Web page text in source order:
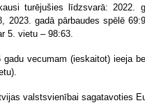
turējušies līdzsvarā: 2022.
2023. gadā pārbaudes spēlē
5. vietu – 98:63.
gadu vecumam (ieskaitot) ieeja
valstsvienībai sagatavoties